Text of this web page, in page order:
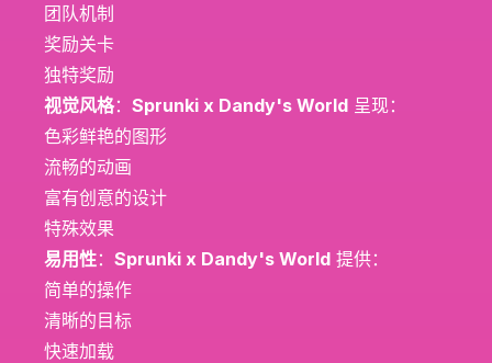
团队机制
奖励关卡
独特奖励
视觉风格： Sprunki x Dandy's World 呈现：
色彩鲜艳的图形
流畅的动画
富有创意的设计
特殊效果
易用性： Sprunki x Dandy's World 提供：
简单的操作
清晰的目标
快速加载